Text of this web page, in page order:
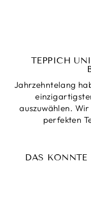
TEPPICH
Jahrzehntelang
auszuwählen.
perfekten
DAS KÖNNTE